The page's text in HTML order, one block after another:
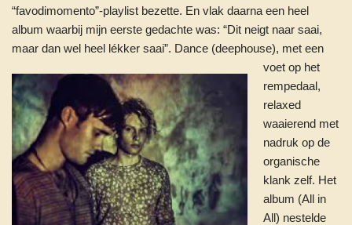
“favodimomento”-playlist bezette. En vlak daarna een heel
album waarbij mijn eerste gedachte was: “Dit neigt naar saai,
maar dan wel heel lékker saai”. Dance (deephouse), met een
voet op het
rempedaal,
relaxed
waaierend met
nadruk op de
organische
klank zelf. Het
album (All in
All) nestelde